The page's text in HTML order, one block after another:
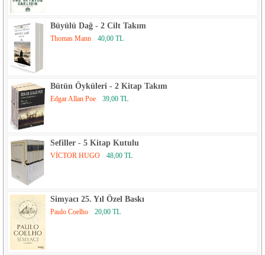
Emre Yayınları
Encore
Ensar Neşriyat
EPHESUS
Ephesus Yayınları
Epsilon Yayınları
Erdem Çocuk
Etkileşim
Everest
Everest Yayınları
Evrensel Basım Yayın
Büyülü Dağ - 2 Cilt Takım
Thomas Mann 40,00 TL
Bütün Öyküleri - 2 Kitap Takım
Edgar Allan Poe 39,00 TL
Sefiller - 5 Kitap Kutulu
VİCTOR HUGO 48,00 TL
Simyacı 25. Yıl Özel Baskı
Paulo Coelho 20,00 TL